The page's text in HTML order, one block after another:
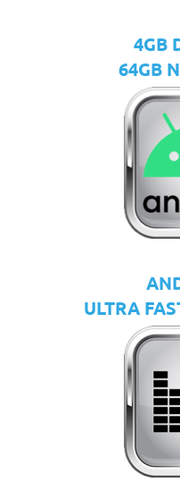
4GB
64GB
ULTRA